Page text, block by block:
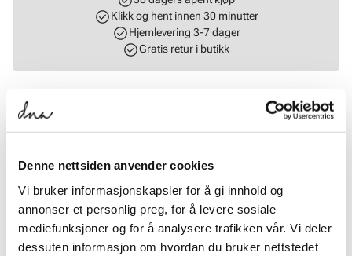
Denne nettsiden anvender cookies
Vi bruker informasjonskapsler for å gi innhold og
annonser et personlig preg, for å levere sosiale
mediefunksjoner og for å analysere trafikken vår. Vi deler
dessuten informasjon om hvordan du bruker nettstedet
Klikk og hent innen 30 minutter
Hjemlevering 3-7 dager
Gratis retur i butikk
BESKRIVELSE
fjærende helfoten effektivt avlaster ømme og slitne føtter. Pelotten,
korrigering for foten, treffer der den skal, og får tærne til å løfte seg.
Dette gir igjen bedre blodsirkulasjon i føttene. Sålens overside er
laget i vevd bambus, og er fantastisk myk, har en naturlig
antibakteriell effekt, og bedre fuktabsorbering enn konvensjonelle
materialer. Bambus har varmevekslingsegenskaper som gjør at den